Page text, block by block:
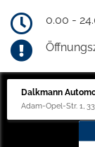
0.00 -
Dalkmann
Adam-Opel-Str. 1,